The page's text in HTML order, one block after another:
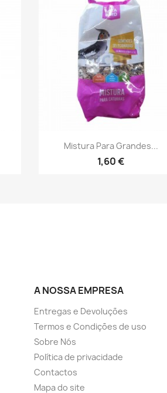
Mistura Para Grandes...
1,60 €
Vista rápida
A NOSSA EMPRESA
Entregas e Devoluções
Termos e Condições de uso
Sobre Nós
Política de privacidade
Contactos
Mapa do site